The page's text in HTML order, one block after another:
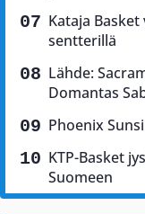
Kataja
sentterillä
Lähde:
Domantas
Phoenix
KTP-Basket
Suomeen